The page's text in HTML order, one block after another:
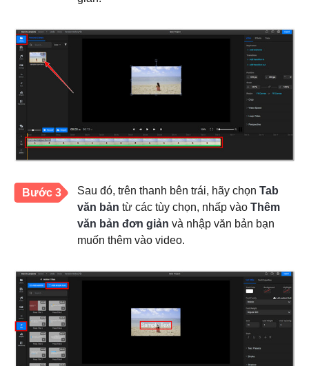
Bước 3 Sau đó, trên thanh bên trái, hãy chọn Tab
văn bản từ các tùy chọn, nhấp vào Thêm
văn bản đơn giản và nhập văn bản bạn
muốn thêm vào video.